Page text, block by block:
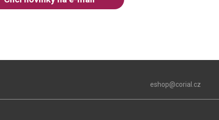
eshop@corial.cz